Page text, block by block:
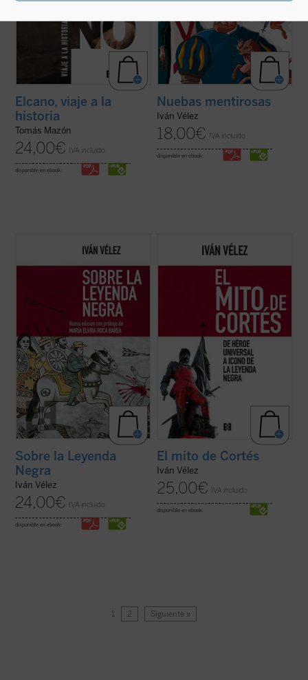
Elcano, viaje a la
historia
Tomás Mazón
24,00€ IVA incluido
disponible en ebook:
Nuebas mentirosas
Iván Vélez
18,00€ IVA incluido
disponible en ebook:
Sobre la Leyenda Negratrata de analizar,
cuestión a cuestión, cada uno de los hitos y
historiográfico erigido a partir de dicho
rótulo, sino ante todo un prisma a través
(ver ficha)
Sobre la Leyenda
Negra
Iván Vélez
24,00€ IVA incluido
disponible en ebook:
El mito de Cortésse aborda la figura del
conquistador español desde las visiones
siglos, empezando por las de sus
contemporáneos y llegando hasta las de
nuestro presente, al tiempo que se ...(ver
El mito de Cortés
Iván Vélez
25,00€ IVA incluido
disponible en ebook:
1 2 Siguiente »